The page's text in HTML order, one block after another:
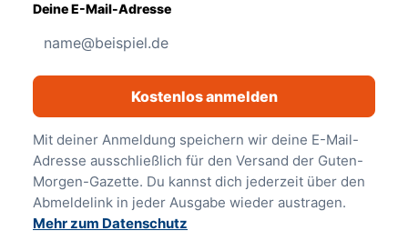
Deine E-Mail-Adresse
Kostenlos anmelden
Mit deiner Anmeldung speichern wir deine E-Mail-
Adresse ausschließlich für den Versand der Guten-
Morgen-Gazette. Du kannst dich jederzeit über den
Abmeldelink in jeder Ausgabe wieder austragen.
Mehr zum Datenschutz